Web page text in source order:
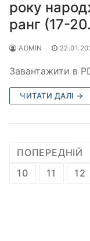
року
ранг (17-
ADMIN
Завантажити в
ЧИТАТИ ДАЛІ →
Пагінація
записів
ПОПЕРЕДНІЙ
10
11 12